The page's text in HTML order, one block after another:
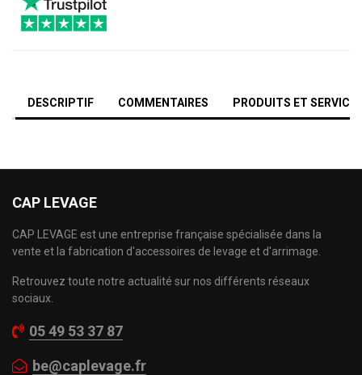
DESCRIPTIF COMMENTAIRES PRODUITS ET
CAP LEVAGE
CAP LEVAGE est une entreprise française spécialisée dans la
vente et la fabrication d'accessoires de levage et d'arrimage.
Retrouvez toute notre actualité sur nos différents réseaux
sociaux.
05 49 53 37 87
be@caplevage.fr